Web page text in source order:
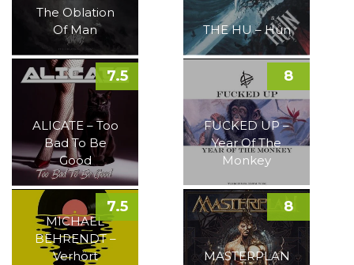
The Oblation
Of Man
THE HU – Hun
ALICATE – Too
Bad To Be
Good
7.5
FUCKED UP –
Year Of The
Monkey
8
MICHAEL
BEHRENDT –
Verhört
7.5
MASTERPLAN
8